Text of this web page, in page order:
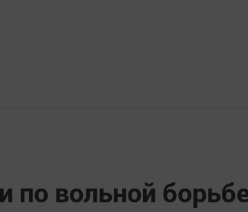
по вольной